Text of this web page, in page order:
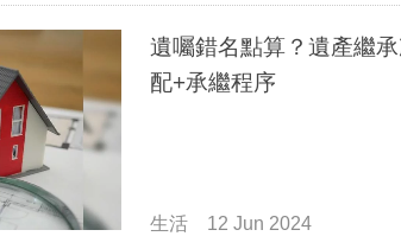
遺囑錯名點算？遺產繼
配+承繼程序
生活 12 Jun 2024